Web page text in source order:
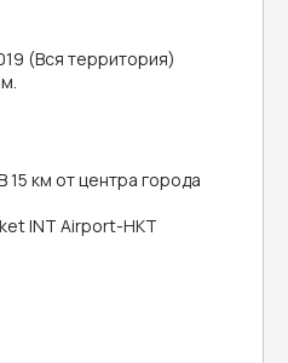
(Вся территория)
15 км от центра города
INT Airport-HKT